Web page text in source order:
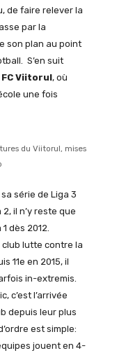
de faire relever la
par la
son plan au point
S’en suit
FC Viitorul, où
une fois
du Viitorul, mises
série de Liga 3
il n’y reste que
dès 2012.
club lutte contre la
11e en 2015, il
in-extremis.
c’est l’arrivée
depuis leur plus
est simple:
jouent en 4-